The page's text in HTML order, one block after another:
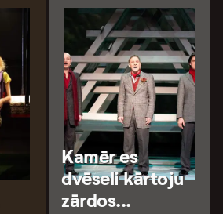
Kamēr es
dvēseli kārtoju
zārdos...